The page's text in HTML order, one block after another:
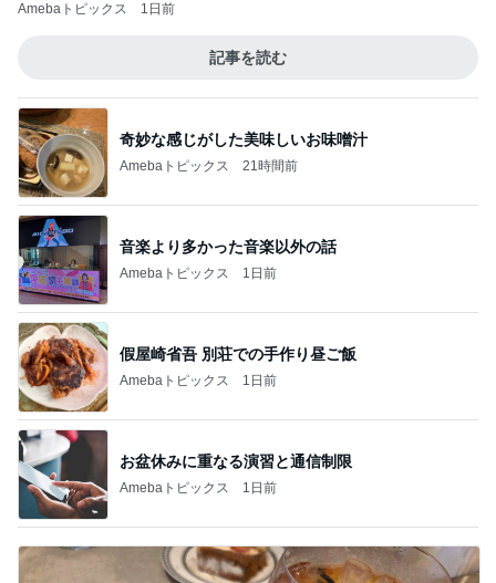
Amebaトピックス 1日前
記事を読む
奇妙な感じがした美味しいお味噌汁
Amebaトピックス 21時間前
音楽より多かった音楽以外の話
Amebaトピックス 1日前
假屋崎省吾 別荘での手作り昼ご飯
Amebaトピックス 1日前
お盆休みに重なる演習と通信制限
Amebaトピックス 1日前